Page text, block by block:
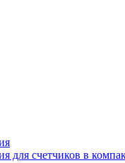
для счетчиков в